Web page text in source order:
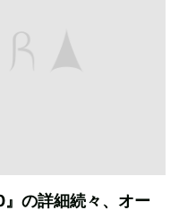
の詳細続々、オー